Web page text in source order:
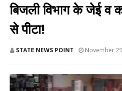
बिजली विभाग के जेई व
से पीटा!
STATE NEWS POINT November